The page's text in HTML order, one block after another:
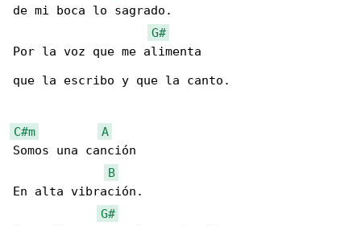
de mi boca lo sagrado.
G#
Por la voz que me alimenta
que la escribo y que la canto.
C#m
A
Somos una canción
B
En alta vibración.
G#